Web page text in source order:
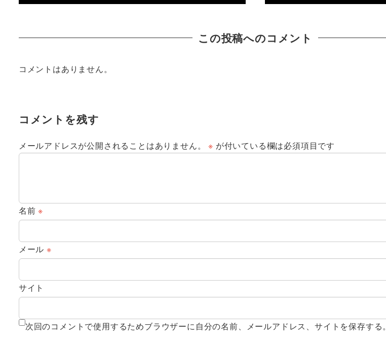
この投稿へのコメント
コメントはありません。
コメントを残す
メールアドレスが公開されることはありません。 ※ が付いている欄は必須項目です
名前※
メール ※
サイト
次回のコメントで使用するためブラウザーに自分の名前、メールアドレス、サイトを保存する。